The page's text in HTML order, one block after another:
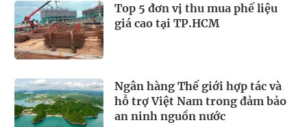
Top 5 đơn vị thu mua phế liệu
giá cao tại TP.HCM
Ngân hàng Thế giới hợp tác và
hỗ trợ Việt Nam trong đảm bảo
an ninh nguồn nước